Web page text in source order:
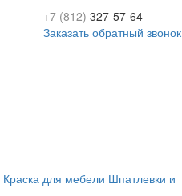
+7 (812) 327-57-64
Заказать обратный звонок
Краска для мебели Шпатлевки и